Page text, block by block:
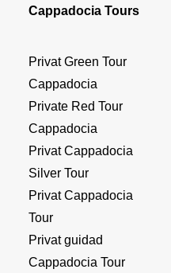
Cappadocia Tours
Privat Green Tour
Cappadocia
Private Red Tour
Cappadocia
Privat Cappadocia
Silver Tour
Privat Cappadocia
Tour
Privat guidad
Cappadocia Tour